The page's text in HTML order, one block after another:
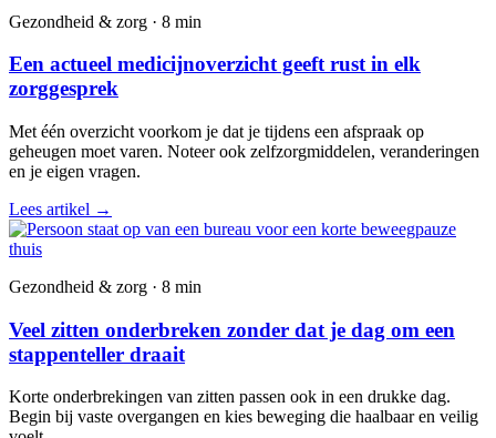
Gezondheid & zorg · 8 min
Een actueel medicijnoverzicht geeft rust in elk
zorggesprek
Met één overzicht voorkom je dat je tijdens een afspraak op
geheugen moet varen. Noteer ook zelfzorgmiddelen, veranderingen
en je eigen vragen.
Lees artikel →
Gezondheid & zorg · 8 min
Veel zitten onderbreken zonder dat je dag om een
stappenteller draait
Korte onderbrekingen van zitten passen ook in een drukke dag.
Begin bij vaste overgangen en kies beweging die haalbaar en veilig